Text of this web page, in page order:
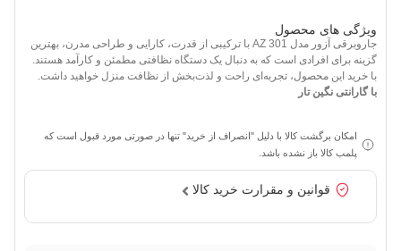
ویژگی های محصول
جاروبرقی آزور مدل AZ 301 با ترکیبی از قدرت، کارایی و طراحی مدرن، بهترین
گزینه برای افرادی است که به دنبال یک دستگاه نظافتی مطمئن و کارآمد هستند.
با خرید این محصول، تجربه‌ای راحت و لذت‌بخش از نظافت منزل خواهید داشت.
با گارانتی نگین تار
امکان برگشت کالا با دلیل "انصراف از خرید" تنها در صورتی مورد قبول است که
پلمب کالا باز نشده باشد.
قوانین و مقرارت خرید کالا